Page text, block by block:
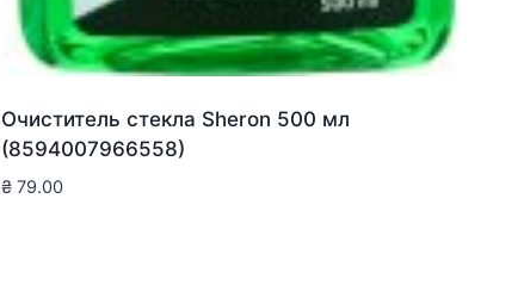
Очиститель стекла Sheron 500 мл
(8594007966558)
₴79.00